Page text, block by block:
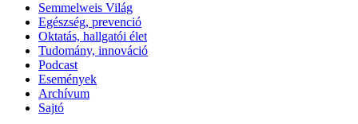
Semmelweis Világ
Egészség, prevenció
Oktatás, hallgatói élet
Tudomány, innováció
Podcast
Események
Archívum
Sajtó